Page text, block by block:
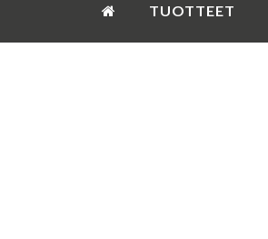
TUOTTEET